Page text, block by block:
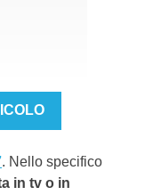
. Nello specifico
in tv o in